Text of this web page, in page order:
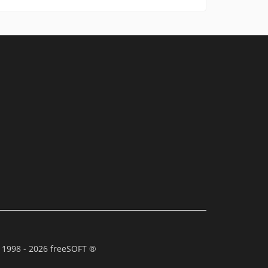
- 2026 freeSOFT ®